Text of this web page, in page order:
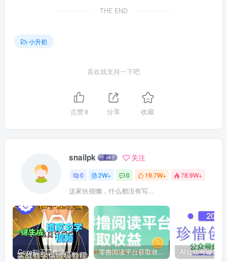
THE END
小升初
喜欢就支持一下吧
点赞8 分享 收藏
snailpk 关注
0 2W+ 0 19.7W+ 78.9W+
这家伙很懒，什么都没有写...
Coze扣子工作流一键生成道家玄学短视频，实战保姆级教程 零撸阅读平台获取收益，最新无门槛平台，一部手机即可操作，单日收益50-3张【揭秘】